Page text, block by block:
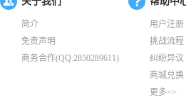
简介
免责声明
商务合作(QQ:2850289611)
用户注册
挑战流程
纠纷异议
商城兑换
更多>>